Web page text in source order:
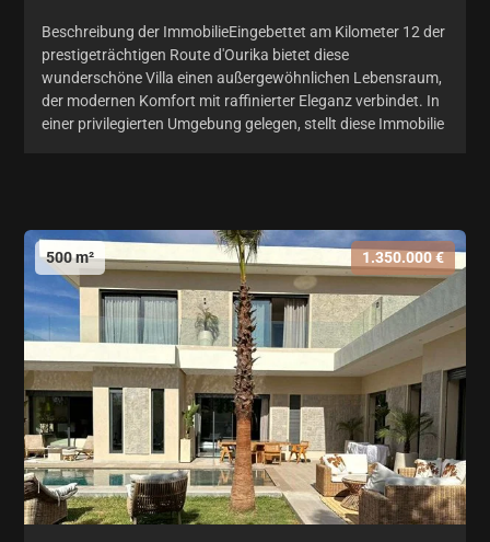
Beschreibung der ImmobilieEingebettet am Kilometer 12 der
prestigeträchtigen Route d'Ourika bietet diese
wunderschöne Villa einen außergewöhnlichen Lebensraum,
der modernen Komfort mit raffinierter Eleganz verbindet. In
einer privilegierten Umgebung gelegen, stellt diese Immobilie
500 m² 1.350.000 €